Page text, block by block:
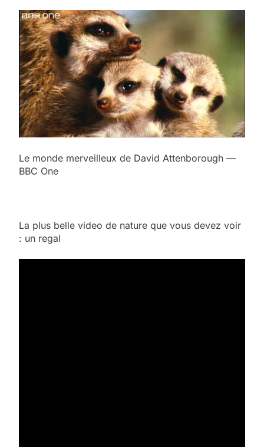
Le monde merveilleux de David Attenborough —
BBC One
La plus belle video de nature que vous devez voir
: un regal